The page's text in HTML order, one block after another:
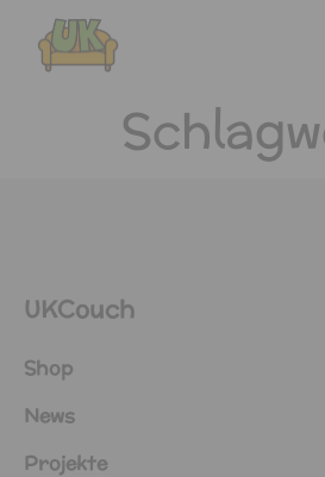
UKCouch
Shop
News
Projekte